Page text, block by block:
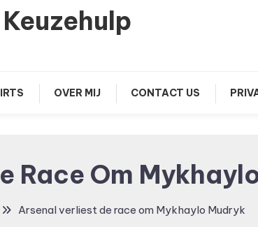
Keuzehulp
OVER MIJ CONTACT US
Race Om
Arsenal verliest de race om Mykhaylo Mudryk